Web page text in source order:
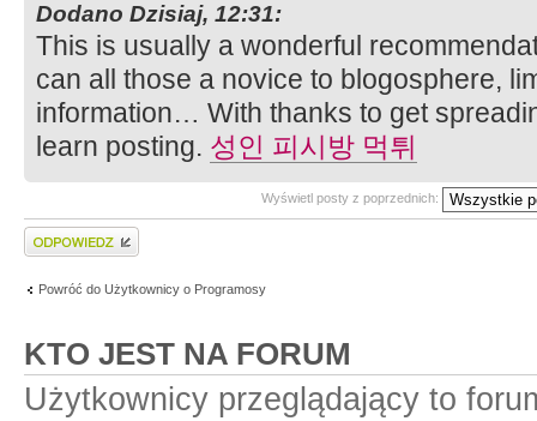
Dodano Dzisiaj, 12:31:
This is usually a wonderful
can all those a novice to blogosphere,
information… With thanks to get
learn posting. 성인 피시방 먹튀
Wyświetl posty z poprzednich:
Wyślij odpowiedź
Powróć do Użytkownicy o Programosy
KTO JEST NA FORUM
Użytkownicy przeglądający to